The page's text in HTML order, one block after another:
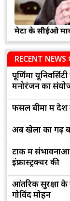
मेटा के सीईओ
RECENT NEWS
पूर्णिमा
मनोरंजन का
फसल बीमा में देश
अब खेलों का गढ़
टोंक में
इंफ्रास्ट्रक्चर की
आंतरिक सुरक्षा के
गोविंद मोहन